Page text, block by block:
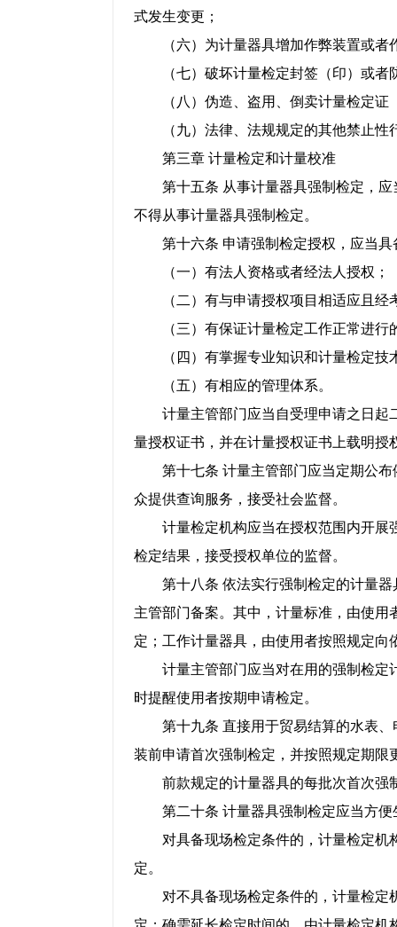
式发生变更；
（六）为计量器具增加作弊装置或者
（七）破坏计量检定封签（印）或者
（八）伪造、盗用、倒卖计量检定证
（九）法律、法规规定的其他禁止性
第三章 计量检定和计量校准
第十五条 从事计量器具强制检定，应
不得从事计量器具强制检定。
第十六条 申请强制检定授权，应当具
（一）有法人资格或者经法人授权；
（二）有与申请授权项目相适应且经
（三）有保证计量检定工作正常进行
（四）有掌握专业知识和计量检定技
（五）有相应的管理体系。
计量主管部门应当自受理申请之日起
量授权证书，并在计量授权证书上载明
第十七条 计量主管部门应当定期公布
众提供查询服务，接受社会监督。
计量检定机构应当在授权范围内开展
检定结果，接受授权单位的监督。
第十八条 依法实行强制检定的计量器
主管部门备案。其中，计量标准，由使
定；工作计量器具，由使用者按照规定
计量主管部门应当对在用的强制检定
时提醒使用者按期申请检定。
第十九条 直接用于贸易结算的水表、
装前申请首次强制检定，并按照规定期限
前款规定的计量器具的每批次首次强
第二十条 计量器具强制检定应当方便
对具备现场检定条件的，计量检定机
定。
对不具备现场检定条件的，计量检定